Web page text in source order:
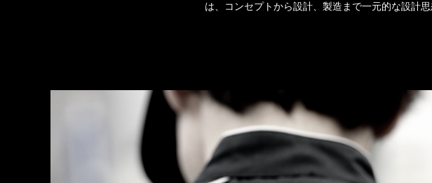
は、コンセプトから設計、製造まで一元的な設計